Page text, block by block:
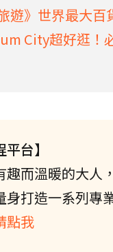
遊》世界最大百
City超好逛！
台】
趣而溫暖的大人
身打造一系列專
點我